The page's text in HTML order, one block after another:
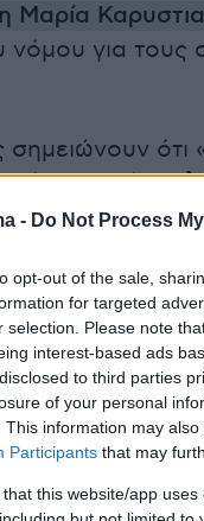
- Do Not Process
opt-out of the sale,
for targeted
selection. Please note
interest-based ads
to third parties
of your personal
This information may
Participants that may
that this website/app
Μαρία
νόμου για τους
σημειώνουν
συκοφάντη
Νίκο Καραχάλιο
Προστασίας
το
καταλήγουν οι
Τις νομικές